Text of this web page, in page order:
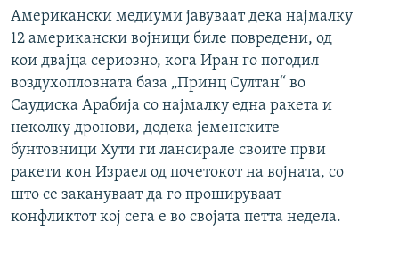
Американски медиуми јавуваат дека најмалку
12 американски војници биле повредени, од
кои двајца сериозно, кога Иран го погодил
воздухопловната база „Принц Султан“ во
Саудиска Арабија со најмалку една ракета и
неколку дронови, додека јеменските
бунтовници Хути ги лансирале своите први
ракети кон Израел од почетокот на војната, со
што се закануваат да го прошируваат
конфликтот кој сега е во својата петта недела.